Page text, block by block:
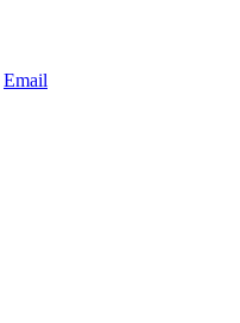
Email